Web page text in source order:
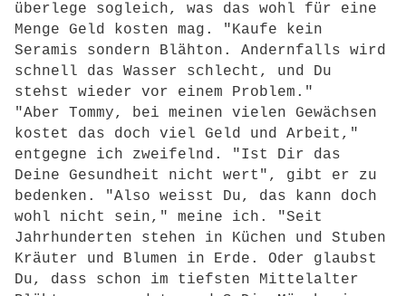
überlege sogleich, was das wohl für eine
Menge Geld kosten mag. "Kaufe kein
Seramis sondern Blähton. Andernfalls wird
schnell das Wasser schlecht, und Du
stehst wieder vor einem Problem."
"Aber Tommy, bei meinen vielen Gewächsen
kostet das doch viel Geld und Arbeit,"
entgegne ich zweifelnd. "Ist Dir das
Deine Gesundheit nicht wert", gibt er zu
bedenken. "Also weisst Du, das kann doch
wohl nicht sein," meine ich. "Seit
Jahrhunderten stehen in Küchen und Stuben
Kräuter und Blumen in Erde. Oder glaubst
Du, dass schon im tiefsten Mittelalter